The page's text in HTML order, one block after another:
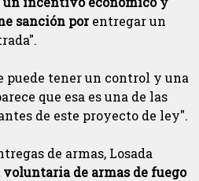
sanción porentregar un
puede tener un control y una
que esa es una de las
de este proyecto de ley".
de armas, Losada
de armas de fuego